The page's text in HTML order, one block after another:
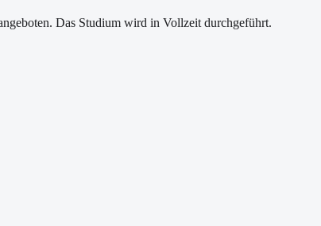
Das Studium wird in Vollzeit durchgeführt.